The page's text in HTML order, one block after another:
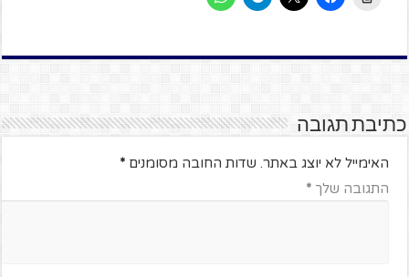
כתיבת תגובה
האימייל לא יוצג באתר. שדות החובה מסומנים*
התגובה שלך*